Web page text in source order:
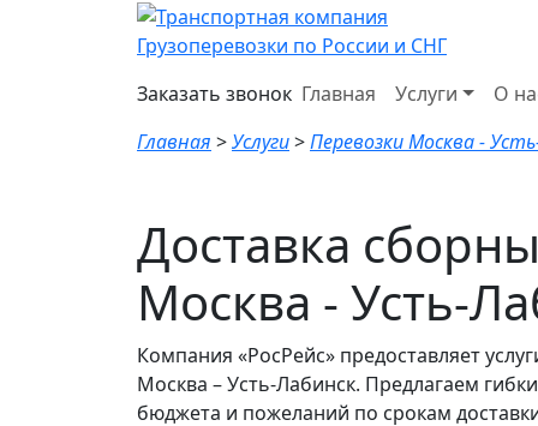
Грузоперевозки по России и СНГ
Заказать звонок Главная Услуги
О
Главная >Услуги>Перевозки Москва -
Доставка
Москва - Усть-
Компания «РосРейс» предоставляет
Москва – Усть-Лабинск. Предлагаем
бюджета и пожеланий по срокам